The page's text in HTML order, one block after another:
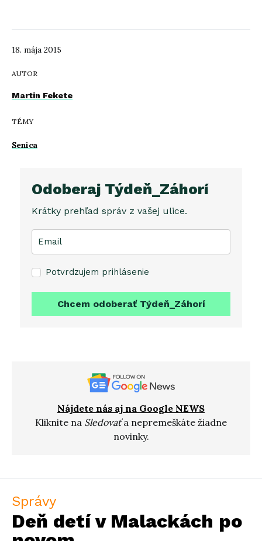
18. mája 2015
AUTOR
Martin Fekete
TÉMY
Senica
Odoberaj Týdeň_Záhorí
Krátky prehľad správ z vašej ulice.
Potvrdzujem prihlásenie
Chcem odoberať Týdeň_Záhorí
Nájdete nás aj na Google NEWS
Kliknite na Sledovaťa nepremeškáte žiadne
novinky.
Správy
Deň detí v Malackách po